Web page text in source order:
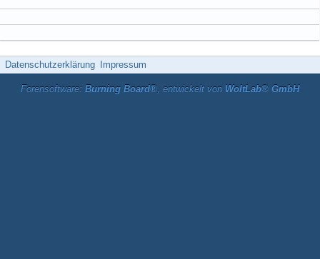
Datenschutzerklärung Impressum
Forensoftware: Burning Board®, entwickelt von WoltLab® GmbH